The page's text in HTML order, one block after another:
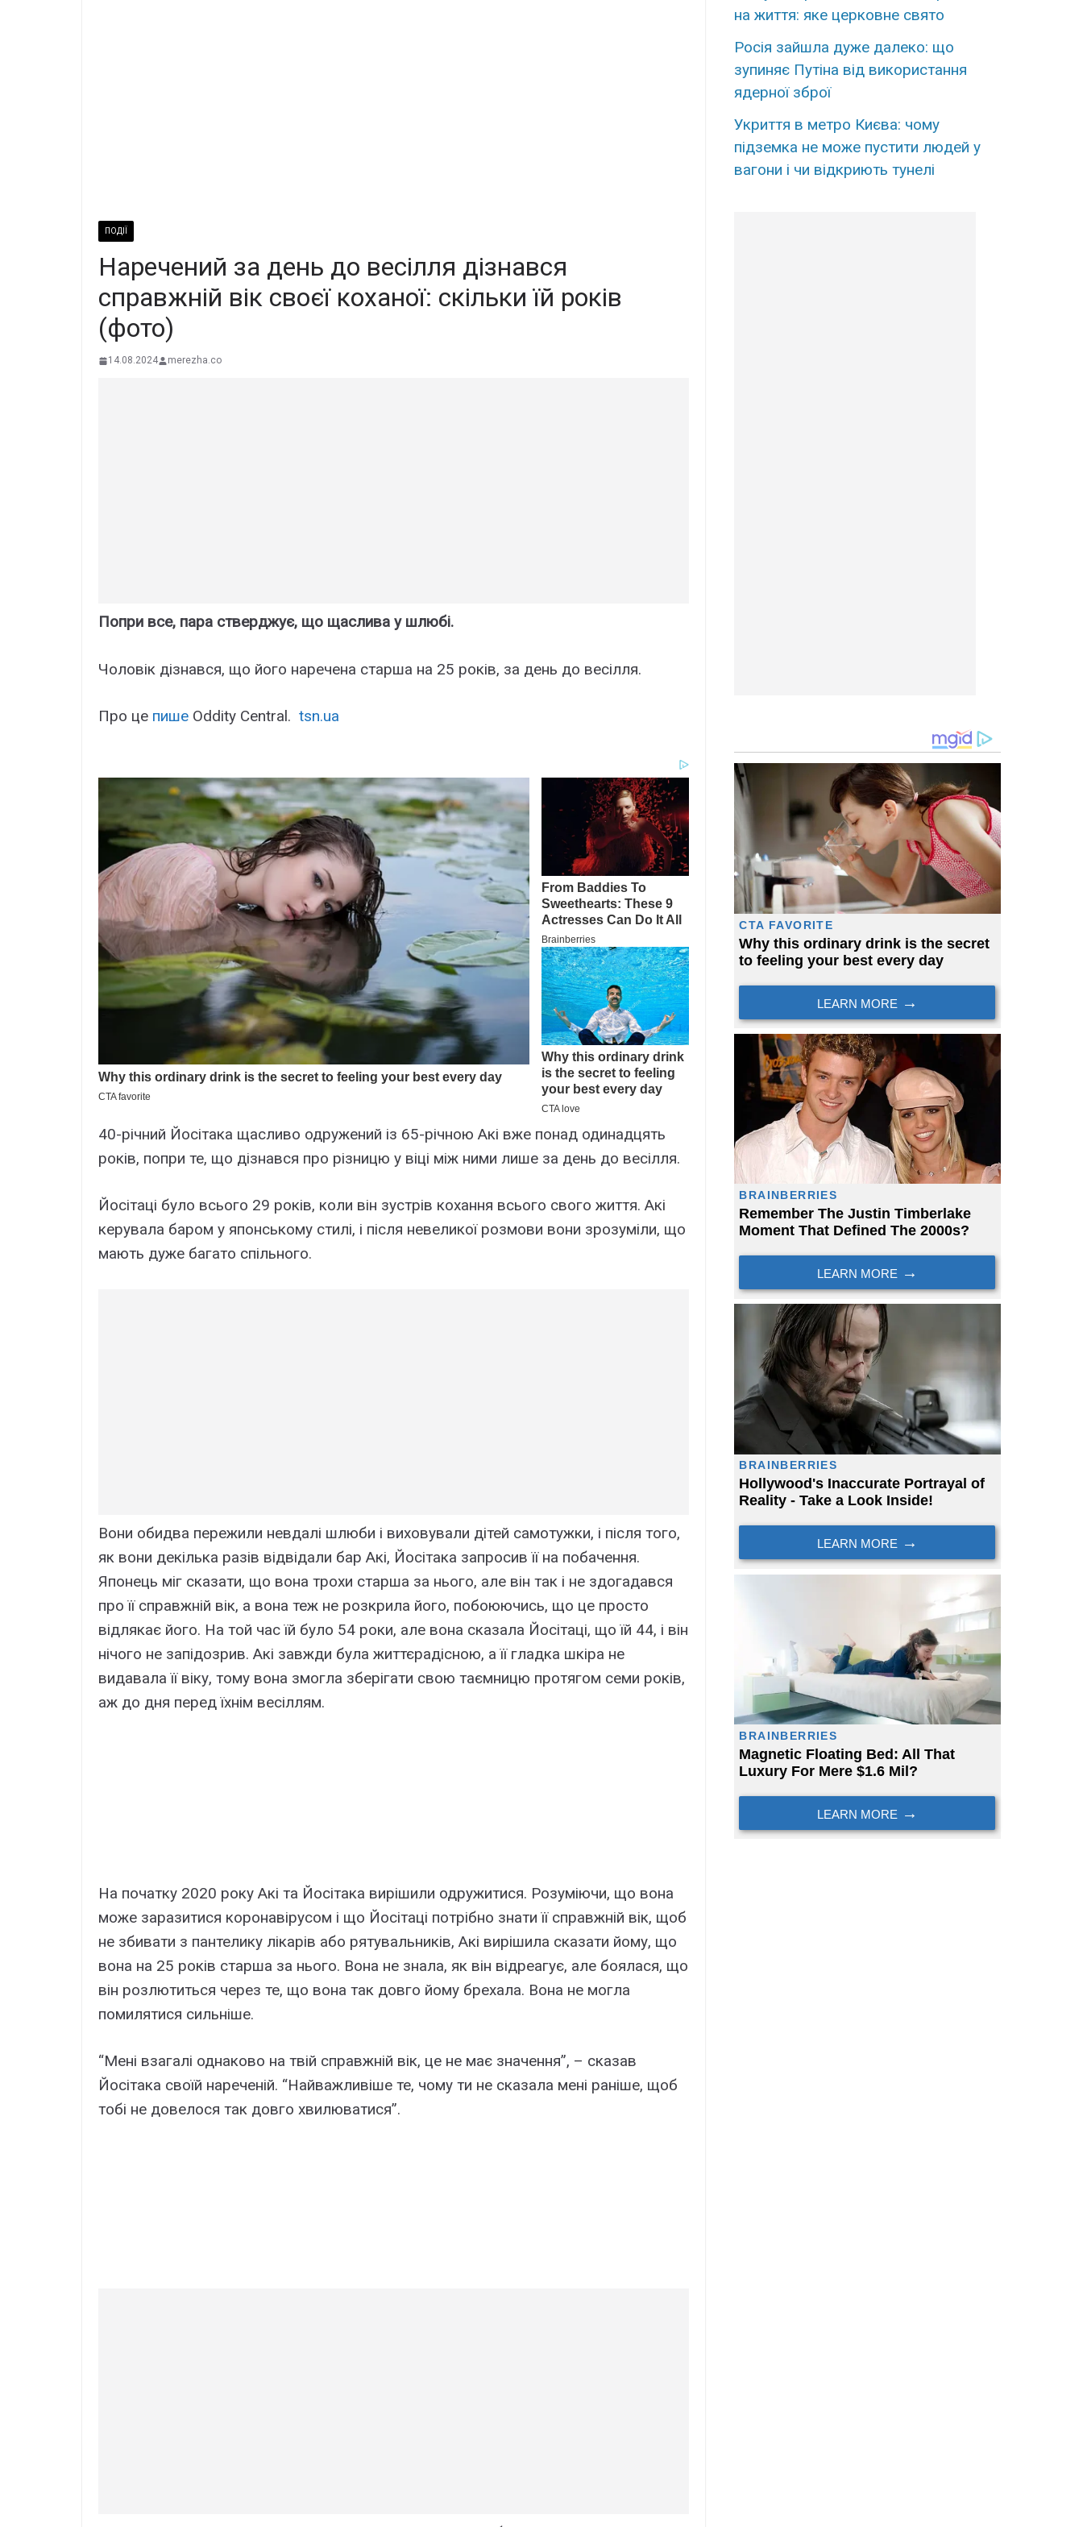
ПОДІЇ
Наречений за день до весілля дізнався
справжній вік своєї коханої: скільки їй років
(фото)
14.08.2024 merezha.co
Попри все, пара стверджує, що щаслива у шлюбі.
Чоловік дізнався, що його наречена старша на 25 років, за день до весілля.
Про це пише Oddity Central. tsn.ua
40-річний Йосітака щасливо одружений із 65-річною Акі вже понад одинадцять
років, попри те, що дізнався про різницю у віці між ними лише за день до весілля.
Йосітаці було всього 29 років, коли він зустрів кохання всього свого життя. Акі
керувала баром у японському стилі, і після невеликої розмови вони зрозуміли, що
мають дуже багато спільного.
Вони обидва пережили невдалі шлюби і виховували дітей самотужки, і після того,
як вони декілька разів відвідали бар Акі, Йосітака запросив її на побачення.
Японець міг сказати, що вона трохи старша за нього, але він так і не здогадався
про її справжній вік, а вона теж не розкрила його, побоюючись, що це просто
відлякає його. На той час їй було 54 роки, але вона сказала Йосітаці, що їй 44, і він
нічого не запідозрив. Акі завжди була життєрадісною, а її гладка шкіра не
видавала її віку, тому вона змогла зберігати свою таємницю протягом семи років,
аж до дня перед їхнім весіллям.
На початку 2020 року Акі та Йосітака вирішили одружитися. Розуміючи, що вона
може заразитися коронавірусом і що Йосітаці потрібно знати її справжній вік, щоб
не збивати з пантелику лікарів або рятувальників, Акі вирішила сказати йому, що
вона на 25 років старша за нього. Вона не знала, як він відреагує, але боялася, що
він розлютиться через те, що вона так довго йому брехала. Вона не могла
помилятися сильніше.
“Мені взагалі однаково на твій справжній вік, це не має значення”, – сказав
Йосітака своїй нареченій. “Найважливіше те, чому ти не сказала мені раніше, щоб
тобі не довелося так довго хвилюватися”.
на життя: яке церковне свято
Росія зайшла дуже далеко: що
зупиняє Путіна від використання
ядерної зброї
Укриття в метро Києва: чому
підземка не може пустити людей у
вагони і чи відкриють тунелі